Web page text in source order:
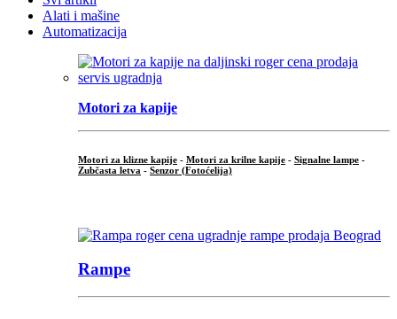
Alati i mašine
Automatizacija
Motori za kapije
Motori za klizne kapije - Motori za krilne kapije - Signalne lampe -
Zubčasta letva - Senzor (Fotoćelija)
Rampe